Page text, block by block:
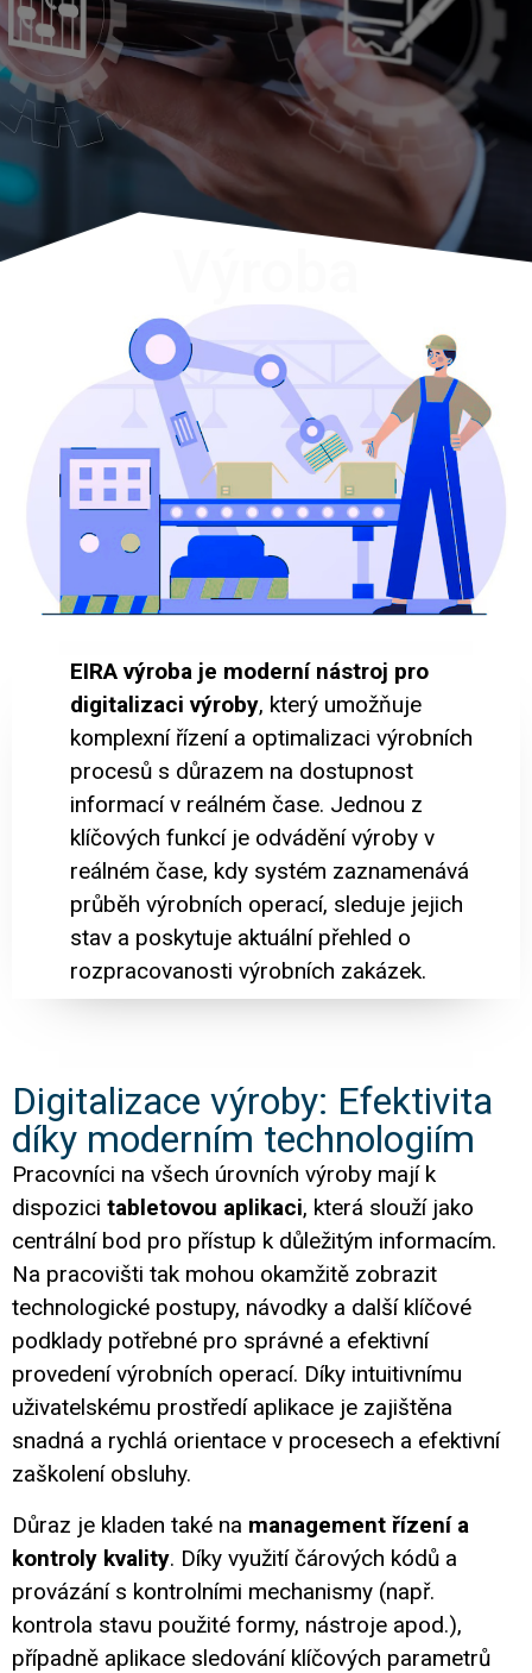
EIRA výroba je moderní nástroj pro
digitalizaci výroby, který umožňuje
komplexní řízení a optimalizaci výrobních
procesů s důrazem na dostupnost
informací v reálném čase. Jednou z
klíčových funkcí je odvádění výroby v
reálném čase, kdy systém zaznamenává
průběh výrobních operací, sleduje jejich
stav a poskytuje aktuální přehled o
rozpracovanosti výrobních zakázek.
Digitalizace výroby: Efektivita
díky moderním technologiím
Pracovníci na všech úrovních výroby mají k
dispozici tabletovou aplikaci, která slouží jako
centrální bod pro přístup k důležitým informacím.
Na pracovišti tak mohou okamžitě zobrazit
technologické postupy, návodky a další klíčové
podklady potřebné pro správné a efektivní
provedení výrobních operací. Díky intuitivnímu
uživatelskému prostředí aplikace je zajištěna
snadná a rychlá orientace v procesech a efektivní
zaškolení obsluhy.
Důraz je kladen také na management řízení a
kontroly kvality. Díky využití čárových kódů a
provázání s kontrolními mechanismy (např.
kontrola stavu použité formy, nástroje apod.),
případně aplikace sledování klíčových parametrů